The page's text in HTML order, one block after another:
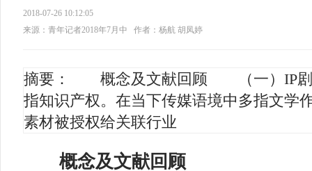
2018-07-26 10:12:05
来源：青年记者2018年7月中
作者：杨航 胡凤婷
摘要： 概念及文献回顾 （一）IP
指知识产权。在当下传媒语境中多指文学
素材被授权给关联行业
概念及文献回顾